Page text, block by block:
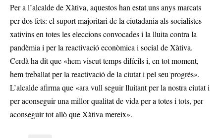
Per a l’alcalde de Xàtiva, aquestos han estat uns anys marcats
per dos fets: el suport majoritari de la ciutadania als socialistes
xativins en totes les eleccions convocades i la lluita contra la
pandèmia i per la reactivació econòmica i social de Xàtiva.
Cerdà ha dit que «hem viscut temps difícils i, en tot moment,
hem treballat per la reactivació de la ciutat i pel seu progrés».
L’alcalde afirma que «ara vull seguir lluitant per la nostra ciutat i
per aconseguir una millor qualitat de vida per a totes i tots, per
aconseguir tot allò que Xàtiva mereix».